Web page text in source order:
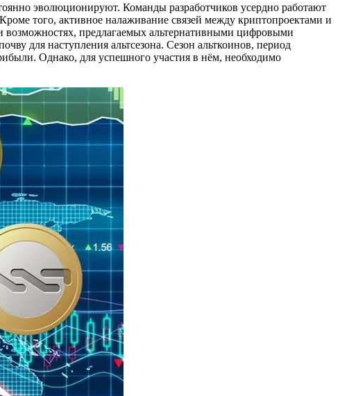
эволюционируют. Команды разработчиков усердно работают
того, активное налаживание связей между криптопроектами и
возможностях, предлагаемых альтернативными цифровыми
для наступления альтсезона. Сезон альткоинов, период
Однако, для успешного участия в нём, необходимо